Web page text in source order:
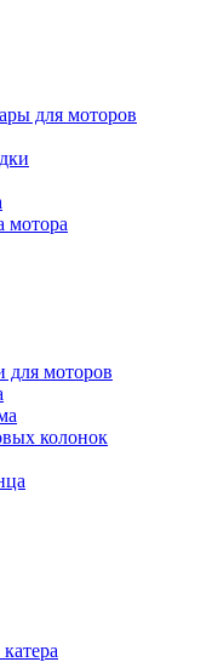
для моторов
мотора
для моторов
колонок